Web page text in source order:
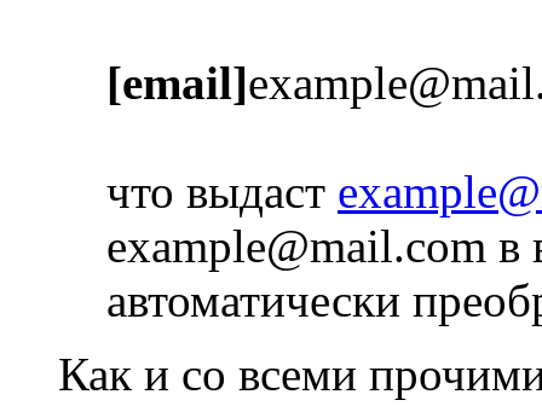
[email]
что выдаст
example@mail.com
автоматически
Как и со всеми